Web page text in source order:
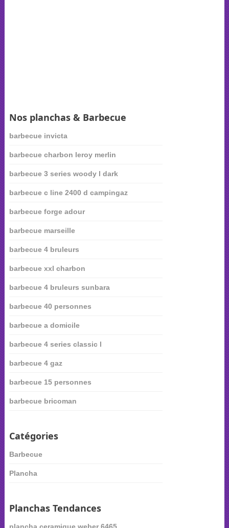
Nos planchas & Barbecue
barbecue invicta
barbecue charbon leroy merlin
barbecue 3 series woody l dark
barbecue c line 2400 d campingaz
barbecue forge adour
barbecue marseille
barbecue 4 bruleurs
barbecue xxl charbon
barbecue 4 bruleurs sunbara
barbecue 40 personnes
barbecue a domicile
barbecue 4 series classic l
barbecue 4 gaz
barbecue 15 personnes
barbecue bricoman
Catégories
Barbecue
Plancha
Planchas Tendances